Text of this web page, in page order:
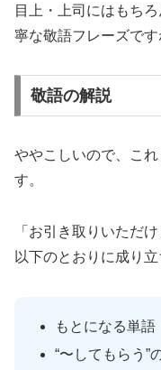
目上・上司にはもち
寧な敬語フレーズです
敬語の解説
ややこしいので、こ
す。
「お引き取りいただ
以下のとおりに成り立
もとになる単語
“〜してもらう”